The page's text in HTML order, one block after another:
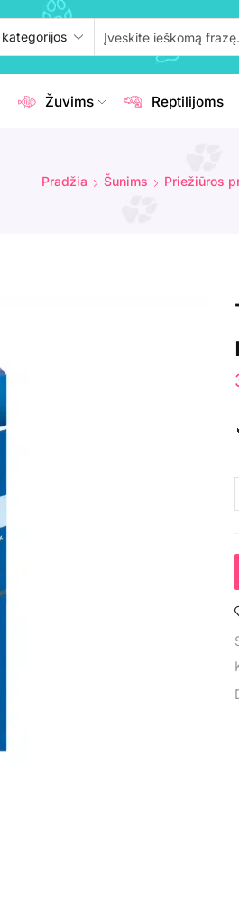
Žuvims Reptilijoms
Pradžia Šunims Priežiūros